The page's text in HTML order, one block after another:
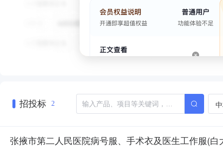
招投标 2
张掖市第二人民医院病号服、手术衣及医生工作服(